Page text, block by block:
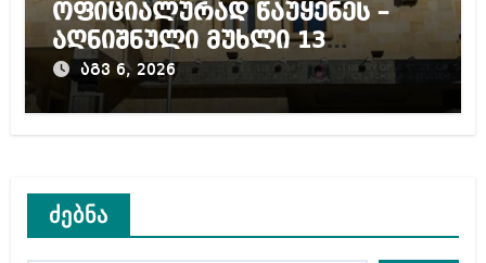
ოფიციალურად წაუყენეს –
აღნიშნული მუხლი 13
წლამდე პატიმრობას
ითვალისწინებს
აგვ 6, 2026
ძებნა